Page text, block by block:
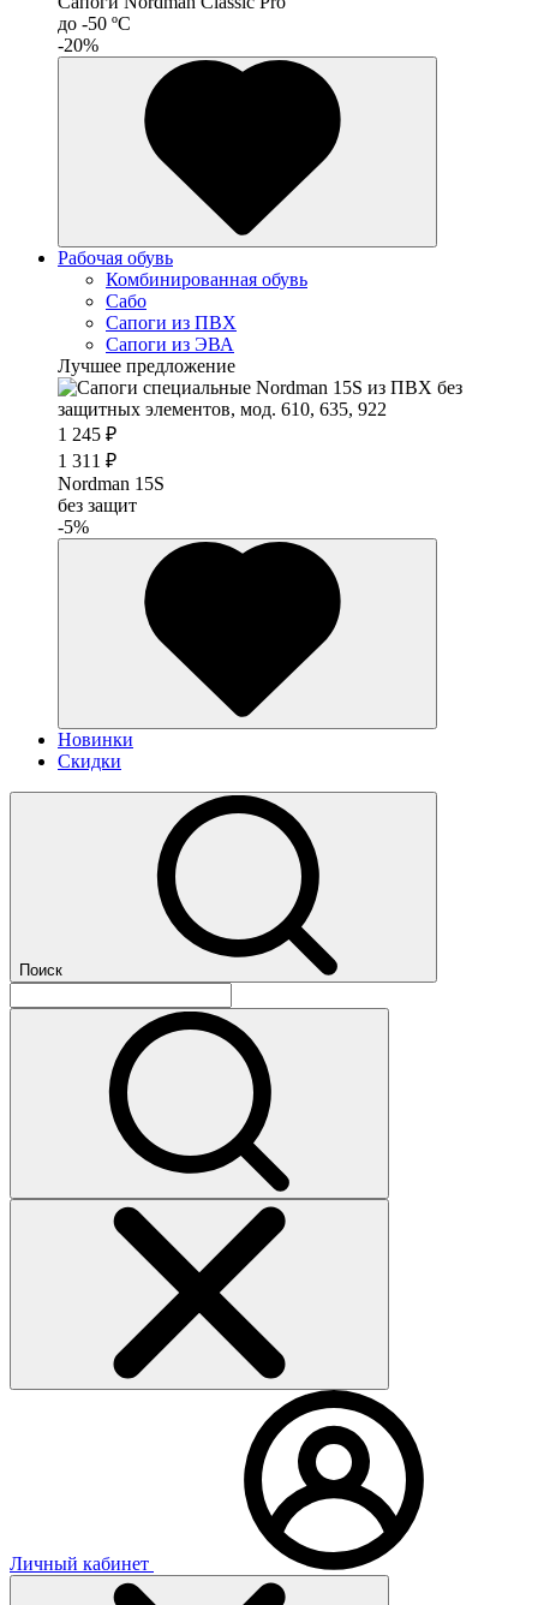
до -50 ºС
-20%
Рабочая обувь
Комбинированная обувь
Сабо
Сапоги из ПВХ
Сапоги из ЭВА
Лучшее предложение
1 245 ₽
1 311 ₽
Nordman 15S
без защит
-5%
Новинки
Скидки
Поиск
Личный кабинет